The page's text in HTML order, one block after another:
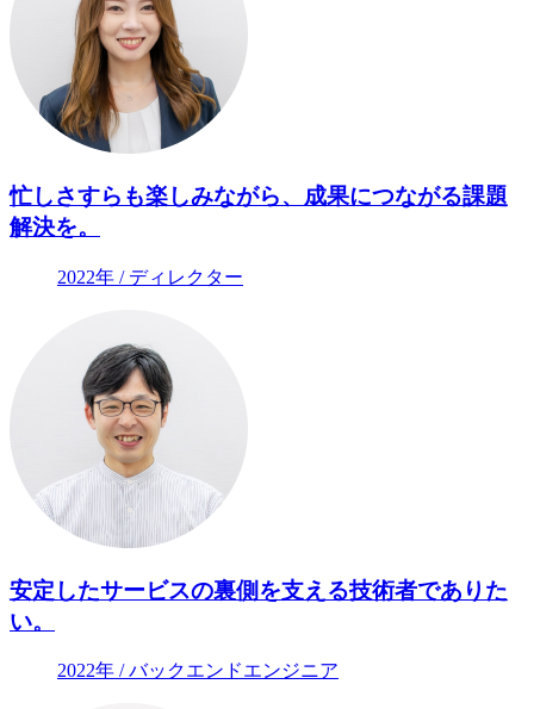
忙しさすらも楽しみながら、成果につながる課題
解決を。
2022年 / ディレクター
安定したサービスの裏側を支える技術者でありた
い。
2022年 / バックエンドエンジニア